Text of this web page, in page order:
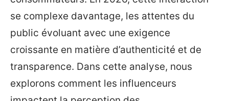
se complexe davantage, les attentes du
public évoluant avec une exigence
croissante en matière d’authenticité et de
transparence. Dans cette analyse, nous
explorons comment les influenceurs